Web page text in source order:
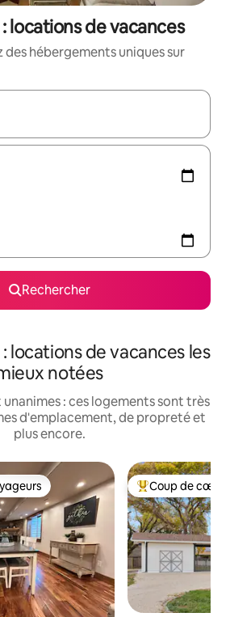
locations de vacances
des hébergements uniques sur
s'affichent, utilisez les flèches vers le
Rechercher
locations de vacances les
notées
unanimes : ces logements sont très
d'emplacement, de propreté et
plus encore.
les plus appréciés Coups de cœur
Coup de cœur